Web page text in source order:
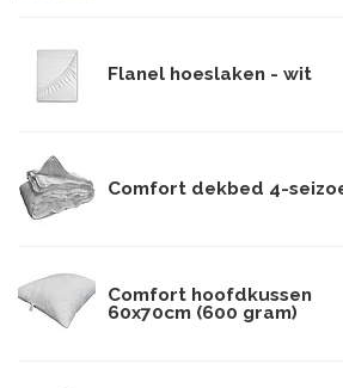
Flanel hoeslaken - wit
Comfort dekbed 4-
Comfort hoofdkussen
60x70cm (600 gram)